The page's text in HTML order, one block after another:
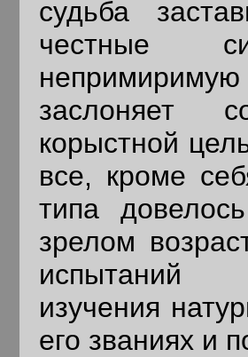
судьба
честные
непримиримую
заслоняет
корыстной
все, кроме
типа
зрелом
испытаний
изучения
его званиях и